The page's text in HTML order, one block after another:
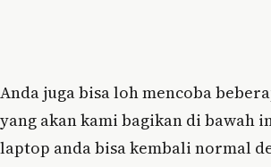
Anda juga bisa loh mencoba
yang akan kami bagikan di bawah
laptop anda bisa kembali normal